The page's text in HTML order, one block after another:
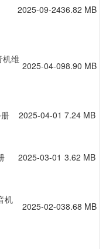
2025-09-2436.82 MB
机维
2025-04-098.90 MB
2025-04-01 7.24 MB
2025-03-01 3.62 MB
机
2025-02-038.68 MB